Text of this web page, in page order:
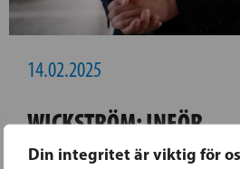
Din integritet är viktig för
14.02.2025
WICKSTRÖM: INFÖR
PSYKIATRIAMBULANS I